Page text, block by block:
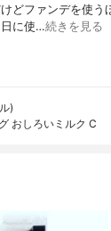
どファンデを使う
日に使…続きを見る
)
おしろいミルク C